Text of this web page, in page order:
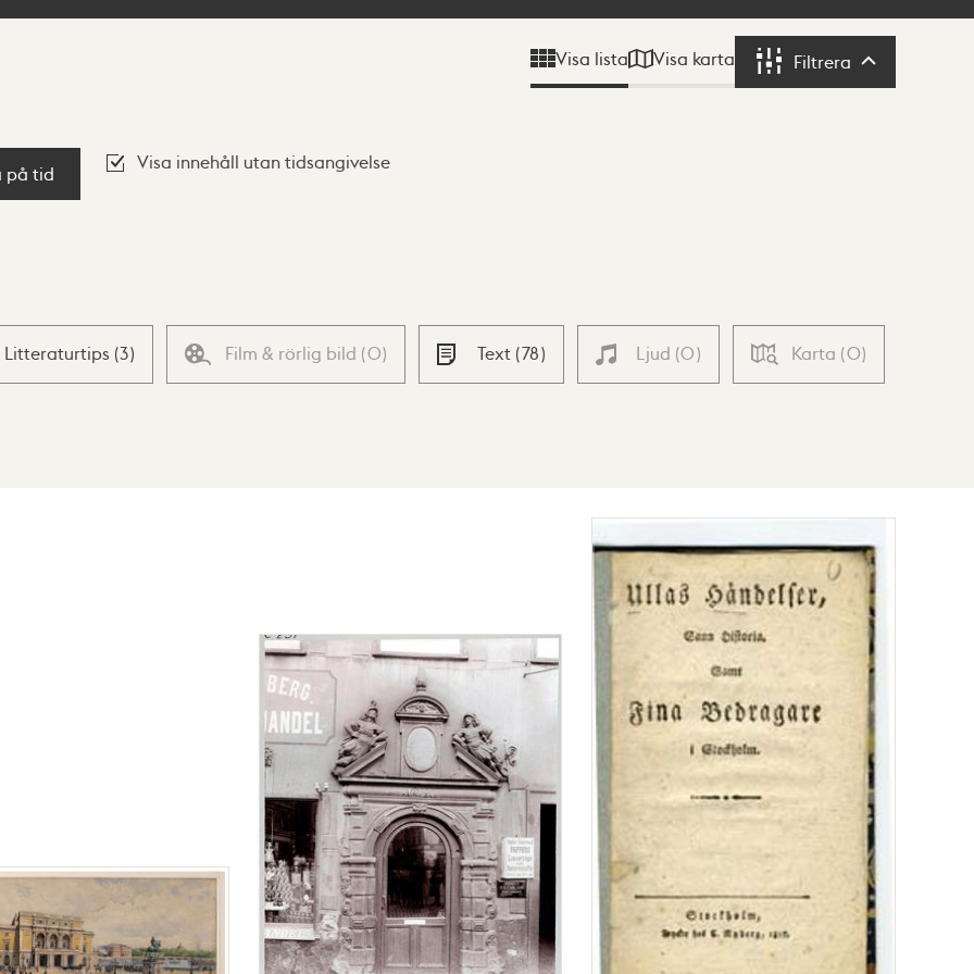
Visa lista Visa karta Filtrera Filtrera
på tid
Visa innehåll utan tidsangivelse
Litteraturtips (3) Film & rörlig bild (0) Text (78) Ljud (0) Karta (0)